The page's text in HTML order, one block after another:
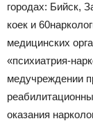
городах: Бийск,
коек и
медицинских
«психиатрия-
медучреждении
оказания